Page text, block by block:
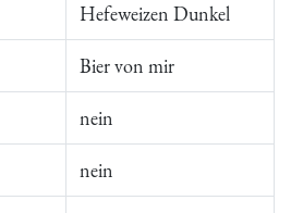
Hefeweizen Dunkel
Bier von mir
nein
nein